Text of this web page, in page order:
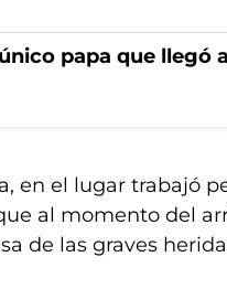
papa que llegó
en el lugar trabajó
al momento del
de las graves